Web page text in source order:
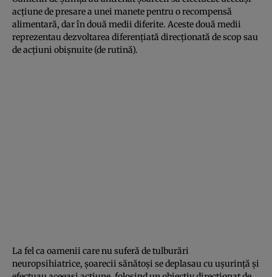
acţiune de presare a unei manete pentru o recompensă
alimentară, dar în două medii diferite. Aceste două medii
reprezentau dezvoltarea diferenţiată direcţionată de scop sau
de acţiuni obişnuite (de rutină).
La fel ca oamenii care nu suferă de tulburări
neuropsihiatrice, şoarecii sănătoşi se deplasau cu uşurinţă şi